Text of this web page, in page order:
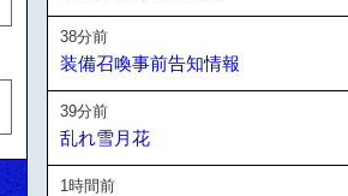
38分前
装備召喚事前告知情報
39分前
乱れ雪月花
1時間前